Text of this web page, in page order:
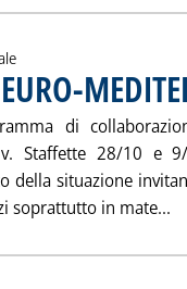
di
Staffette 28/10 e
della situazione
soprattutto in mate...